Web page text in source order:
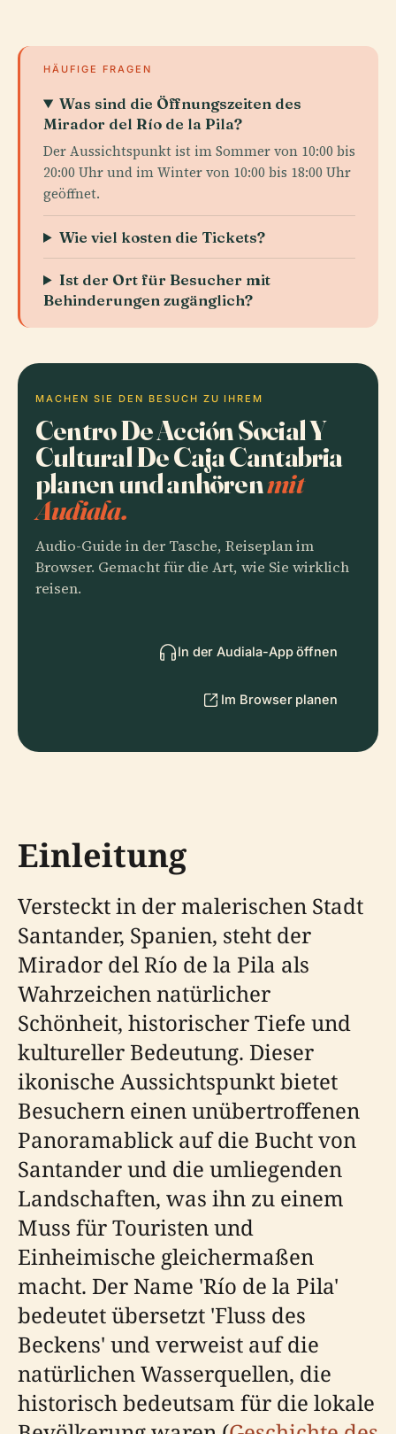
HÄUFIGE FRAGEN
Was sind die Öffnungszeiten des
Mirador del Río de la Pila?
Der Aussichtspunkt ist im Sommer von 10:00 bis
20:00 Uhr und im Winter von 10:00 bis 18:00 Uhr
geöffnet.
Wie viel kosten die Tickets?
Ist der Ort für Besucher mit
Behinderungen zugänglich?
MACHEN SIE DEN BESUCH ZU IHREM
Centro De Acción Social Y
Cultural De Caja Cantabria
planen und anhörenmit
Audiala.
Audio-Guide in der Tasche, Reiseplan im
Browser. Gemacht für die Art, wie Sie wirklich
reisen.
In der Audiala-App öffnen
Im Browser planen
Einleitung
Versteckt in der malerischen Stadt
Santander, Spanien, steht der
Mirador del Río de la Pila als
Wahrzeichen natürlicher
Schönheit, historischer Tiefe und
kultureller Bedeutung. Dieser
ikonische Aussichtspunkt bietet
Besuchern einen unübertroffenen
Panoramablick auf die Bucht von
Santander und die umliegenden
Landschaften, was ihn zu einem
Muss für Touristen und
Einheimische gleichermaßen
macht. Der Name 'Río de la Pila'
bedeutet übersetzt 'Fluss des
Beckens' und verweist auf die
natürlichen Wasserquellen, die
historisch bedeutsam für die lokale